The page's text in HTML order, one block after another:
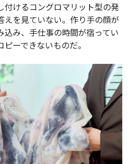
付けるコングロマリット型の発
えを見ていない。作り手の顔が
込み、手仕事の時間が宿ってい
ーできないものだ。